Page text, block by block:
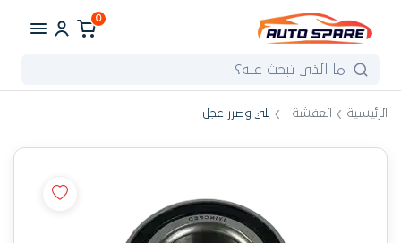
0
الرئيسية العفشة بلي وصرر عجل